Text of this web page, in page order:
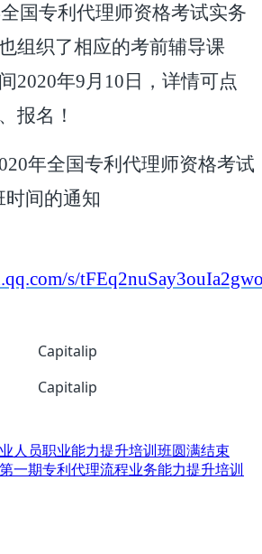
国专利代理师资格考试实务
组织了相应的考前辅导课
2020年9月10日，详情可点
报名 ！
年全国专利代理师资格考试
时间的通知
s/
人员职业能力提升培训班圆满结束
一期专利代理流程业务能力提升培训